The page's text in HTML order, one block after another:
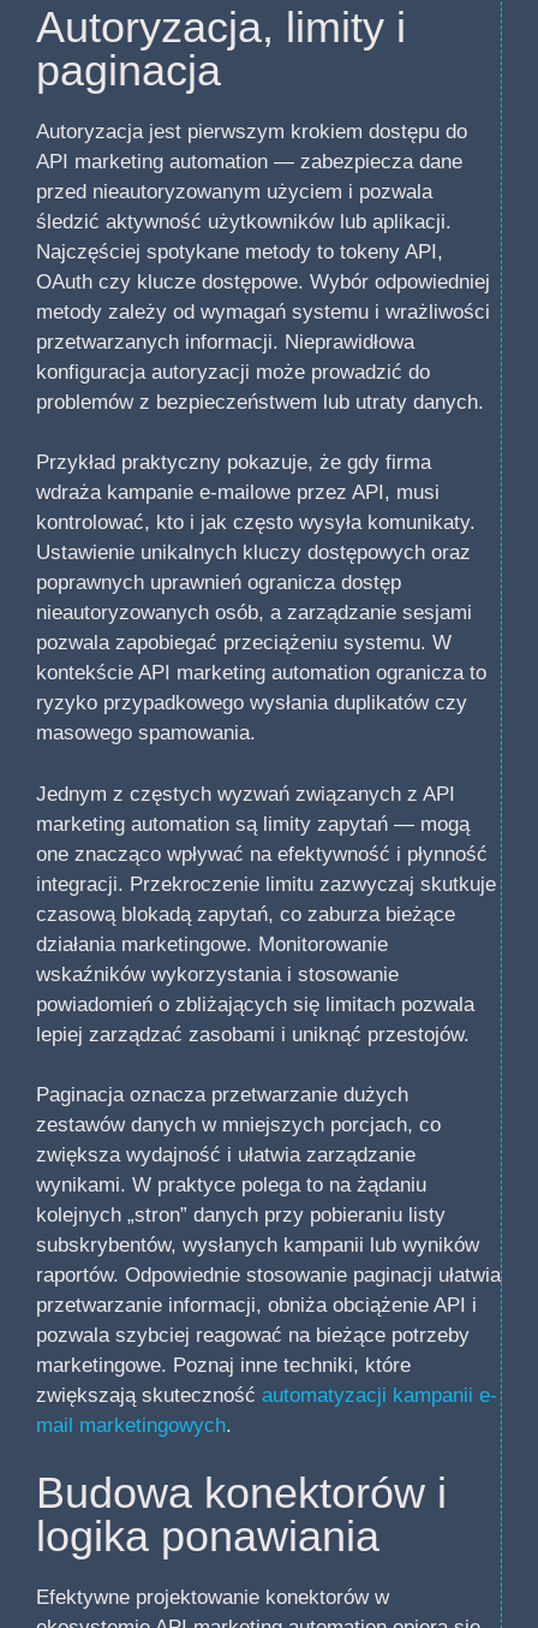
Autoryzacja, limity i
paginacja
Autoryzacja jest pierwszym krokiem dostępu do
API marketing automation — zabezpiecza dane
przed nieautoryzowanym użyciem i pozwala
śledzić aktywność użytkowników lub aplikacji.
Najczęściej spotykane metody to tokeny API,
OAuth czy klucze dostępowe. Wybór odpowiedniej
metody zależy od wymagań systemu i wrażliwości
przetwarzanych informacji. Nieprawidłowa
konfiguracja autoryzacji może prowadzić do
problemów z bezpieczeństwem lub utraty danych.
Przykład praktyczny pokazuje, że gdy firma
wdraża kampanie e-mailowe przez API, musi
kontrolować, kto i jak często wysyła komunikaty.
Ustawienie unikalnych kluczy dostępowych oraz
poprawnych uprawnień ogranicza dostęp
nieautoryzowanych osób, a zarządzanie sesjami
pozwala zapobiegać przeciążeniu systemu. W
kontekście API marketing automation ogranicza to
ryzyko przypadkowego wysłania duplikatów czy
masowego spamowania.
Jednym z częstych wyzwań związanych z API
marketing automation są limity zapytań — mogą
one znacząco wpływać na efektywność i płynność
integracji. Przekroczenie limitu zazwyczaj skutkuje
czasową blokadą zapytań, co zaburza bieżące
działania marketingowe. Monitorowanie
wskaźników wykorzystania i stosowanie
powiadomień o zbliżających się limitach pozwala
lepiej zarządzać zasobami i uniknąć przestojów.
Paginacja oznacza przetwarzanie dużych
zestawów danych w mniejszych porcjach, co
zwiększa wydajność i ułatwia zarządzanie
wynikami. W praktyce polega to na żądaniu
kolejnych „stron” danych przy pobieraniu listy
subskrybentów, wysłanych kampanii lub wyników
raportów. Odpowiednie stosowanie paginacji ułatwia
przetwarzanie informacji, obniża obciążenie API i
pozwala szybciej reagować na bieżące potrzeby
marketingowe. Poznaj inne techniki, które
zwiększają skuteczność automatyzacji kampanii e-
mail marketingowych.
Budowa konektorów i
logika ponawiania
Efektywne projektowanie konektorów w